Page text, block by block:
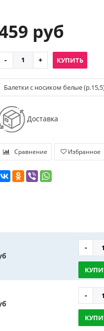
руб
КУПИТЬ
Балетки с носиком белые
Доставка
Сравнение Избранное